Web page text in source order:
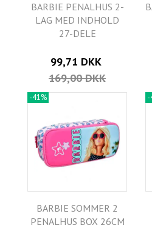
BARBIE PENALHUS 2-
LAG MED INDHOLD
27-DELE
99,71 DKK
169,00 DKK
-41%
BARBIE SOMMER 2
PENALHUS BOX 26CM
-